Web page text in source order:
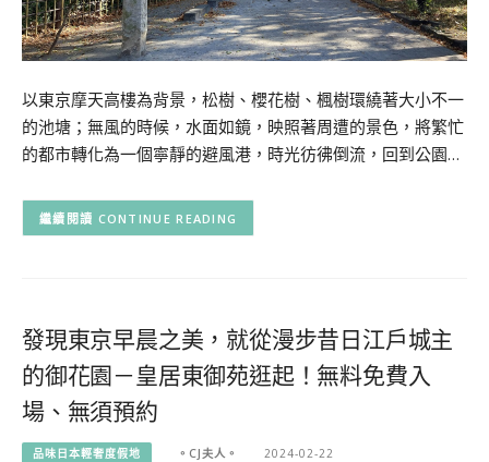
以東京摩天高樓為背景，松樹、櫻花樹、楓樹環繞著大小不一
的池塘；無風的時候，水面如鏡，映照著周遭的景色，將繁忙
的都市轉化為一個寧靜的避風港，時光彷彿倒流，回到公園…
CONTINUE READING
發現東京早晨之美，就從漫步昔日江戶城主
的御花園－皇居東御苑逛起！無料免費入
場、無須預約
品味日本輕奢度假地 。CJ夫人。 2024-02-22